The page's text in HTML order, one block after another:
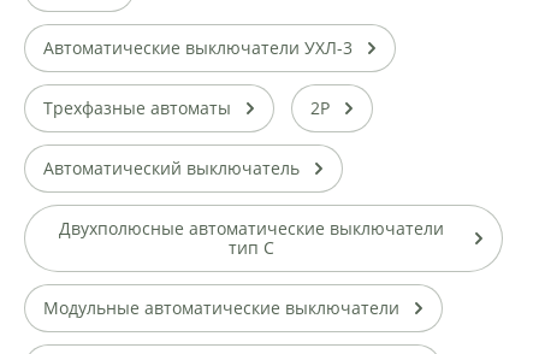
Автоматические выключатели УХЛ-3
Трехфазные автоматы 2P
Автоматический выключатель
Двухполюсные автоматические выключатели
тип С
Модульные автоматические выключатели